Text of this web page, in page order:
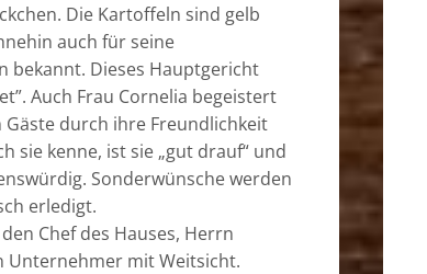
Die Kartoffeln sind gelb
auch für seine
bekannt. Dieses Hauptgericht
Auch Frau Cornelia begeistert
durch ihre Freundlichkeit
sie kenne, ist sie „gut drauf“ und
Sonderwünsche werden
erledigt.
Chef des Hauses, Herrn
Unternehmer mit Weitsicht.